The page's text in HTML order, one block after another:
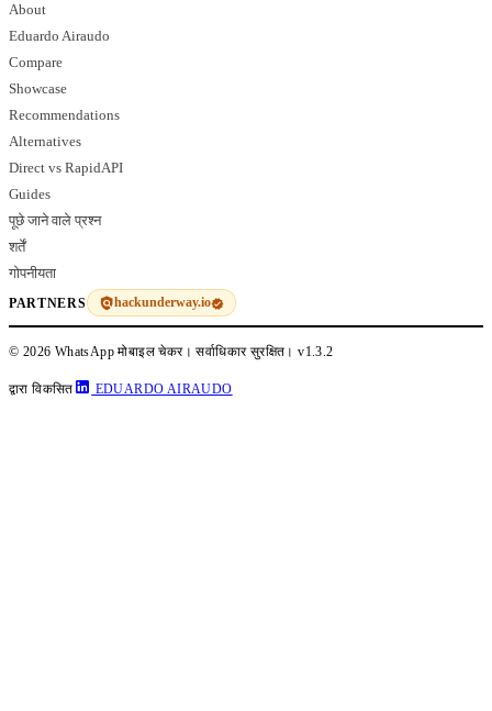
About
Eduardo Airaudo
Compare
Showcase
Recommendations
Alternatives
Direct vs RapidAPI
Guides
पूछे जाने वाले प्रश्न
शर्तें
गोपनीयता
PARTNERS hackunderway.io
© 2026 WhatsApp मोबाइल चेकर। सर्वाधिकार सुरक्षित।v1.3.2
द्वारा विकसित EDUARDO AIRAUDO